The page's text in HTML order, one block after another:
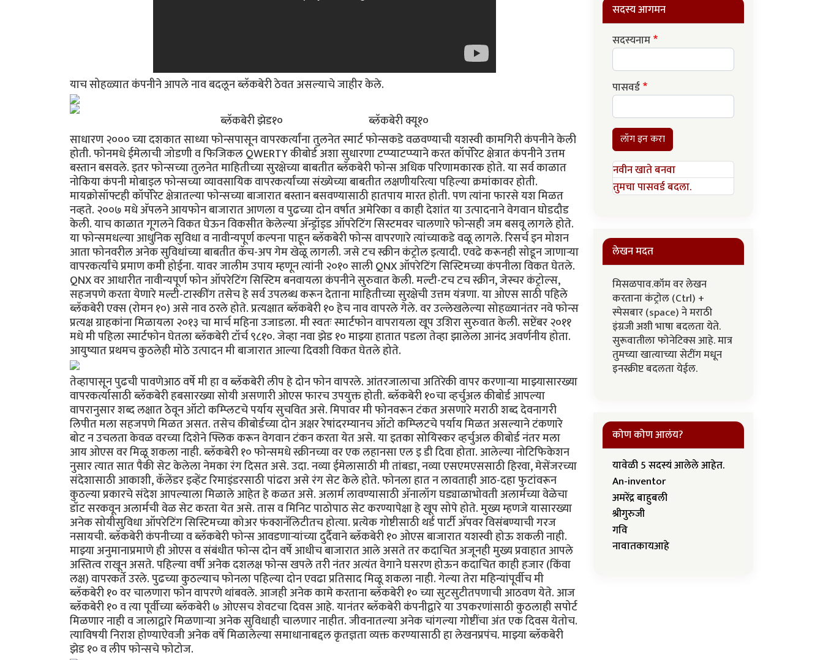
याच सोहळ्यात कंपनीने आपले नाव बदलून ब्लॅकबेरी ठेवत असल्याचे जाहीर केले.
ब्लॅकबेरी झेड१० ब्लॅकबेरी क्यू१०
साधारण २००० च्या दशकात साध्या फोन्सपासून वापरकर्त्यांना तुलनेत स्मार्ट फोन्सकडे वळवण्याची यशस्वी कामगिरी कंपनीने केली
होती. फोनमधे ईमेलाची जोडणी व फिजिकल QWERTY कीबोर्ड अशा सुधारणा टप्प्याटप्प्याने करत कॉर्पोरेट क्षेत्रात कंपनीने उत्तम
बस्तान बसवले. इतर फोन्सच्या तुलनेत माहितीच्या सुरक्षेच्या बाबतीत ब्लॅकबेरी फोन्स अधिक परिणामकारक होते. या सर्व काळात
नोकिया कंपनी मोबाइल फोन्सच्या व्यावसायिक वापरकर्त्यांच्या संख्येच्या बाबतीत लक्षणीयरित्या पहिल्या क्रमांकावर होती.
मायक्रोसॉफ्टही कॉर्पोरेट क्षेत्रातल्या फोन्सच्या बाजारात बस्तान बसवण्यासाठी हातपाय मारत होती. पण त्यांना फारसे यश मिळत
नव्हते. २००७ मधे अ‍ॅपलने आयफोन बाजारात आणला व पुढच्या दोन वर्षात अमेरिका व काही देशांत या उत्पादनाने वेगवान घोडदौड
केली. याच काळात गूगलने विकत घेऊन विकसीत केलेल्या अ‍ॅन्ड्रॉइड ऑपरेटिंग सिस्टमवर चालणारे फोन्सही जम बसवू लागले होते.
या फोन्समधल्या आधुनिक सुविधा व नावीन्यपूर्ण कल्पना पाहून ब्लॅकबेरी फोन्स वापरणारे त्यांच्याकडे वळू लागले. रिसर्च इन मोशन
आता फोनवरील अनेक सुविधांच्या बाबतीत कॅच-अप गेम खेळू लागली. जसे टच स्क्रीन कंट्रोल इत्यादी. एवढे करूनही सोडून जाणार्‍या
वापरकर्त्यांचे प्रमाण कमी होईना. यावर जालीम उपाय म्हणून त्यांनी २०१० साली QNX ऑपरेटिंग सिस्टिमच्या कंपनीला विकत घेतले.
QNX वर आधारीत नावीन्यपूर्ण फोन ऑपरेटिंग सिस्टिम बनवायला कंपनीने सुरुवात केली. मल्टी-टच टच स्क्रीन, जेस्चर कंट्रोल्स,
सहजपणे करता येणारे मल्टी-टास्कींग तसेच हे सर्व उपलब्ध करून देताना माहितीच्या सुरक्षेची उत्तम यंत्रणा. या ओएस साठी पहिले
ब्लॅकबेरी एक्स (रोमन १०) असे नाव ठरले होते. प्रत्यक्षात ब्लॅकबेरी १० हेच नाव वापरले गेले. वर उल्लेखलेल्या सोहळ्यानंतर नवे फोन्स
प्रत्यक्ष ग्राहकांना मिळायला २०१३ चा मार्च महिना उजाडला. मी स्वतः स्मार्टफोन वापरायला खूप उशिरा सुरुवात केली. सप्टेंबर २०११
मधे मी पहिला स्मार्टफोन घेतला ब्लॅकबेरी टॉर्च ९८१०. जेव्हा नवा झेड १० माझ्या हातात पडला तेव्हा झालेला आनंद अवर्णनीय होता.
आयुष्यात प्रथमच कुठलेही मोठे उत्पादन मी बाजारात आल्या दिवशी विकत घेतले होते.
तेव्हापासून पुढची पावणेआठ वर्षे मी हा व ब्लॅकबेरी लीप हे दोन फोन वापरले. आंतरजालाचा अतिरेकी वापर करणार्‍या माझ्यासारख्या
वापरकर्त्यासाठी ब्लॅकबेरी हबसारख्या सोयी असणारी ओएस फारच उपयुक्त होती. ब्लॅकबेरी १०चा व्हर्चुअल कीबोर्ड आपल्या
वापरानुसार शब्द लक्षात ठेवून ऑटो कम्प्लिटचे पर्याय सुचवित असे. मिपावर मी फोनवरून टंकत असणारे मराठी शब्द देवनागरी
लिपीत मला सहजपणे मिळत असत. तसेच कीबोर्डच्या दोन अक्षर रेषांदरम्यानच ऑटो कम्प्लिटचे पर्याय मिळत असल्याने टंकणारे
बोट न उचलता केवळ वरच्या दिशेने फ्लिक करून वेगवान टंकन करता येत असे. या इतका सोयिस्कर व्हर्चुअल कीबोर्ड नंतर मला
आय ओएस वर मिळू शकला नाही. ब्लॅकबेरी १० फोन्समधे स्क्रीनच्या वर एक लहानसा एल इ डी दिवा होता. आलेल्या नोटिफिकेशन
नुसार त्यात सात पैकी सेट केलेला नेमका रंग दिसत असे. उदा. नव्या ईमेलासाठी मी तांबडा, नव्या एसएमएससाठी हिरवा, मेसेंजरच्या
संदेशासाठी आकाशी, कॅलेंडर इव्हेंट रिमाइंडरसाठी पांढरा असे रंग सेट केले होते. फोनला हात न लावताही आठ-दहा फुटांवरून
कुठल्या प्रकारचे संदेश आपल्याला मिळाले आहेत हे कळत असे. अलार्म लावण्यासाठी अ‍ॅनालॉग घड्याळाभोवती अलार्मच्या वेळेचा
डॉट सरकवून अलार्मची वेळ सेट करता येत असे. तास व मिनिट पाठोपाठ सेट करण्यापेक्षा हे खूप सोपे होते. मुख्य म्हणजे यासारख्या
अनेक सोयीसुविधा ऑपरेटिंग सिस्टिमच्या कोअर फंक्शनॅलिटीतच होत्या. प्रत्येक गोष्टीसाठी थर्ड पार्टी अ‍ॅपवर विसंबण्याची गरज
नसायची. ब्लॅकबेरी कंपनीच्या व ब्लॅकबेरी फोन्स आवडणार्‍यांच्या दुर्दैवाने ब्लॅकबेरी १० ओएस बाजारात यशस्वी होऊ शकली नाही.
माझ्या अनुमानाप्रमाणे ही ओएस व संबंधीत फोन्स दोन वर्षे आधीच बाजारात आले असते तर कदाचित अजूनही मुख्य प्रवाहात आपले
अस्तित्व राखून असते. पहिल्या वर्षी अनेक दशलक्ष फोन्स खपले तरी नंतर अत्यंत वेगाने घसरण होऊन कदाचित काही हजार (किंवा
लक्ष) वापरकर्ते उरले. पुढच्या कुठल्याच फोनला पहिल्या दोन एवढा प्रतिसाद मिळू शकला नाही. गेल्या तेरा महिन्यांपूर्वीच मी
ब्लॅकबेरी १० वर चालणारा फोन वापरणे थांबवले. आजही अनेक कामे करताना ब्लॅकबेरी १० च्या सुटसुटीतपणाची आठवण येते. आज
ब्लॅकबेरी १० व त्या पूर्वीच्या ब्लॅकबेरी ७ ओएसच शेवटचा दिवस आहे. यानंतर ब्लॅकबेरी कंपनीद्वारे या उपकरणांसाठी कुठलाही सपोर्ट
मिळणार नाही व जालाद्वारे मिळणार्‍या अनेक सुविधाही चालणार नाहीत. जीवनातल्या अनेक चांगल्या गोष्टींचा अंत एक दिवस येतोच.
त्याविषयी निराश होण्याऐवजी अनेक वर्षे मिळालेल्या समाधानाबद्दल कृतज्ञता व्यक्त करण्यासाठी हा लेखनप्रपंच. माझ्या ब्लॅकबेरी
झेड १० व लीप फोन्सचे फोटोज.
सदस्य आगमन
सदस्यनाम
पासवर्ड
लॉग इन करा
नवीन खाते बनवा
तुमचा पासवर्ड बदला.
लेखन मदत
मिसळपाव.कॉम वर लेखन
करताना कंट्रोल (Ctrl) +
स्पेसबार (space) ने मराठी
इंग्रजी अशी भाषा बदलता येते.
सुरूवातीला फोनेटिक्स आहे. मात्र
तुमच्या खात्याच्या सेटींग मधून
इनस्क्रीप्ट बदलता येईल.
कोण कोण आलंय?
यावेळी 5 सदस्यं आलेले आहेत.
An-inventor
अमरेंद्र बाहुबली
श्रीगुरुजी
गवि
नावातकायआहे